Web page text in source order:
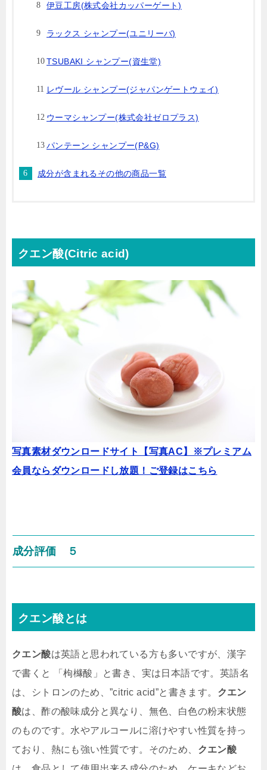
伊豆工房(株式会社カッパーゲート)
ラックス シャンプー(ユニリーバ)
TSUBAKI シャンプー(資生堂)
レヴール シャンプー(ジャパンゲートウェイ)
ウーマシャンプー(株式会社ゼロプラス)
パンテーン シャンプー(P&G)
成分が含まれるその他の商品一覧
クエン酸(Citric acid)
写真素材ダウンロードサイト【写真AC】※プレミアム
会員ならダウンロードし放題！ご登録はこちら
成分評価 ５
クエン酸とは
クエン酸は英語と思われている方も多いですが、漢字
で書くと 「枸櫞酸」と書き、実は日本語です。英語名
は、シトロンのため、”citric acid”と書きます。 クエン
酸は、酢の酸味成分と異なり、無色、白色の粉末状態
のものです。水やアルコールに溶けやすい性質を持っ
ており、熱にも強い性質です。そのため、 クエン酸